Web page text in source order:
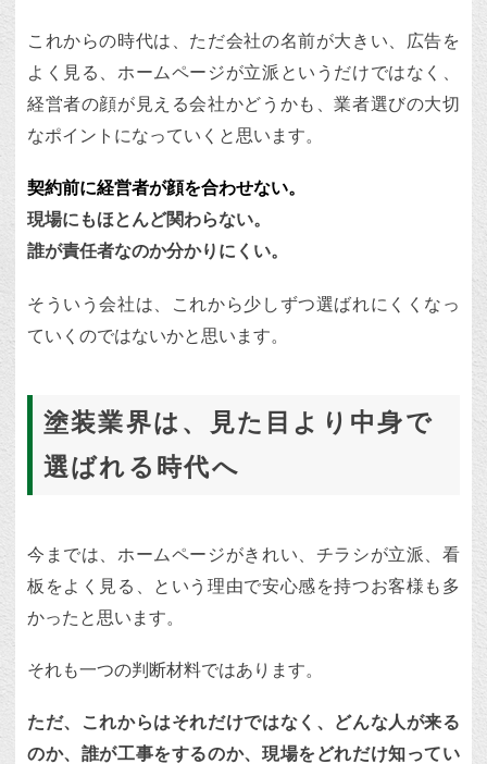
これからの時代は、ただ会社の名前が大きい、広告を
よく見る、ホームページが立派というだけではなく、
経営者の顔が見える会社かどうかも、業者選びの大切
なポイントになっていくと思います。
契約前に経営者が顔を合わせない。
現場にもほとんど関わらない。
誰が責任者なのか分かりにくい。
そういう会社は、これから少しずつ選ばれにくくなっ
ていくのではないかと思います。
塗装業界は、見た目より中身で
選ばれる時代へ
今までは、ホームページがきれい、チラシが立派、看
板をよく見る、という理由で安心感を持つお客様も多
かったと思います。
それも一つの判断材料ではあります。
ただ、これからはそれだけではなく、どんな人が来る
のか、誰が工事をするのか、現場をどれだけ知ってい